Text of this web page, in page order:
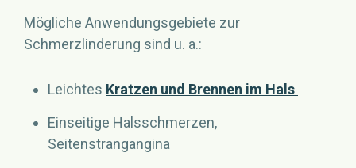
Mögliche Anwendungsgebiete zur
Schmerzlinderung sind u. a.:
Leichtes Kratzen und Brennen im Hals
Einseitige Halsschmerzen,
Seitenstrangangina